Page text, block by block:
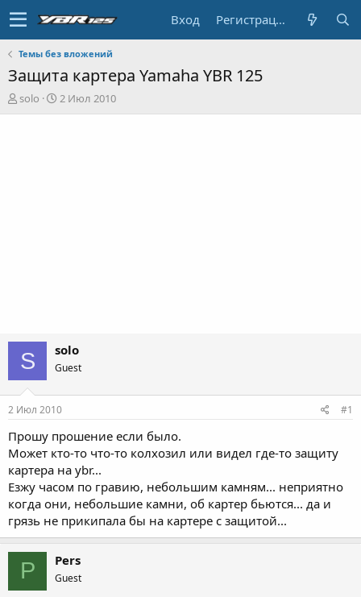
Вход Регистрация
Темы без вложений
Защита картера Yamaha YBR 125
А
в
solo
Д
а
2 Июл 2010
S solo
Guest
2 Июл 2010 #1
Прошу прошение если было.
Может кто-то что-то колхозил или видел где-то защиту
картера на ybr...
Езжу часом по гравию, небольшим камням... неприятно
когда они, небольшие камни, об картер бьются... да и
грязь не прикипала бы на картере с защитой...
P Pers
Guest